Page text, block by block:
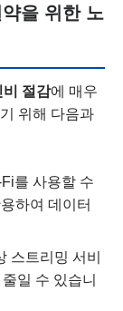
을 위한 노
비 절감에 매우
위해 다음과
를 사용할 수
하여 데이터
스트리밍 서비
일 수 있습니